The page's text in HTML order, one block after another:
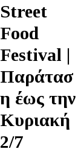
Street
Food
Festival |
Παράτασ
η έως την
Κυριακή
2/7